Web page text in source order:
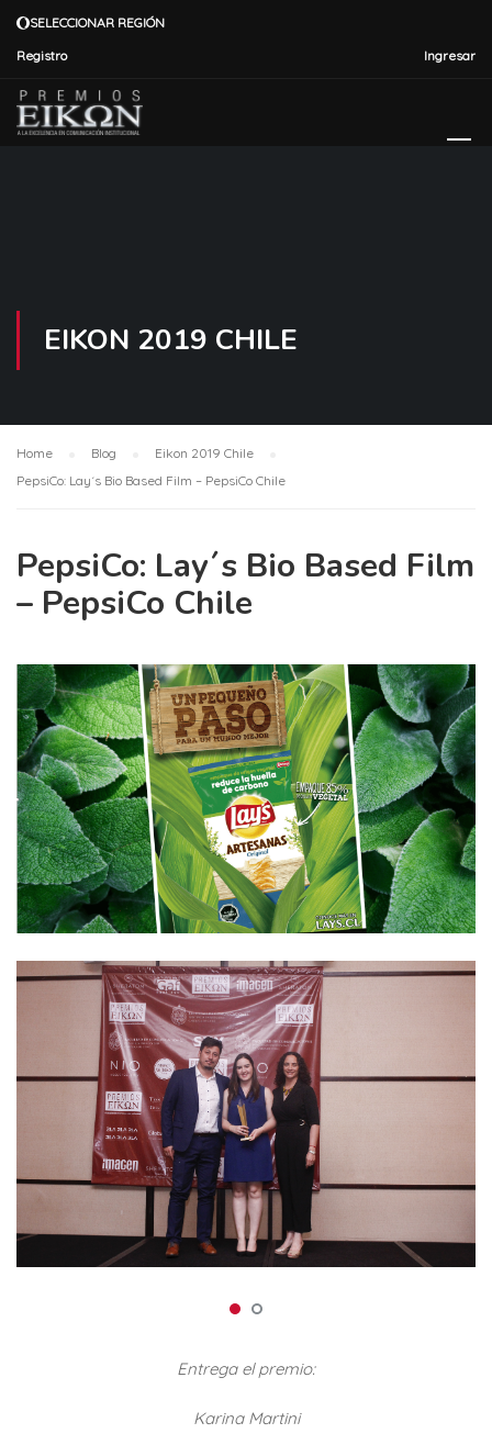
SELECCIONAR REGIÓN
Ingresar
Registro
EIKON 2019 CHILE
Home Blog
Eikon 2019 Chile
PepsiCo: Lay´s Bio Based Film – PepsiCo Chile
PepsiCo: Lay´s Bio Based Film
– PepsiCo Chile
Entrega el premio:
Karina Martini